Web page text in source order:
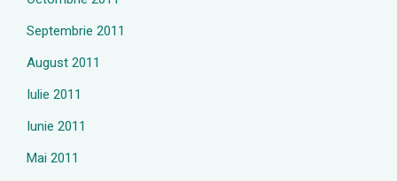
Septembrie 2011
August 2011
Iulie 2011
Iunie 2011
Mai 2011